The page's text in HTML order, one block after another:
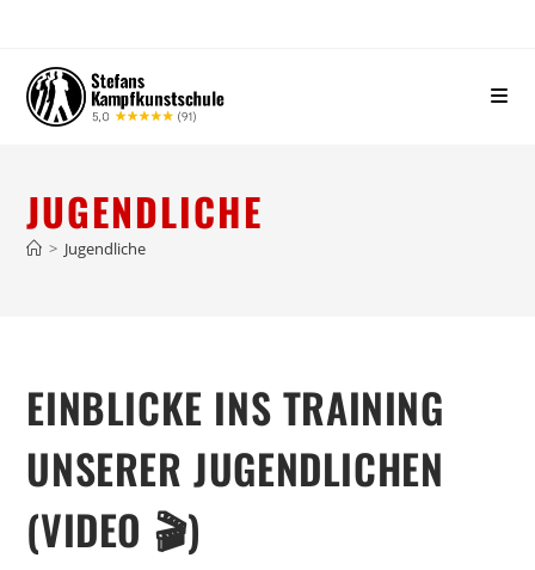
JUGENDLICHE
> Jugendliche
EINBLICKE INS TRAINING
UNSERER JUGENDLICHEN
(VIDEO 🎬)